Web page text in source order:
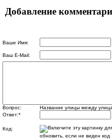
Добавление
Ваше Имя:
Ваш E-Mail:
Вопрос:
Название улицы между
Ответ:*
Код:
обновить, если не виден код